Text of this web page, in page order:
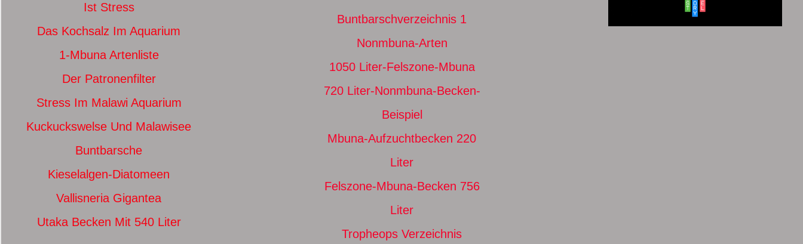
Ist Stress
Das Kochsalz Im Aquarium
1-Mbuna Artenliste
Der Patronenfilter
Stress Im Malawi Aquarium
Kuckuckswelse Und Malawisee
Buntbarsche
Kieselalgen-Diatomeen
Vallisneria Gigantea
Utaka Becken Mit 540 Liter
Buntbarschverzeichnis 1
Nonmbuna-Arten
1050 Liter-Felszone-Mbuna
720 Liter-Nonmbuna-Becken-
Beispiel
Mbuna-Aufzuchtbecken 220
Liter
Felszone-Mbuna-Becken 756
Liter
Tropheops Verzeichnis